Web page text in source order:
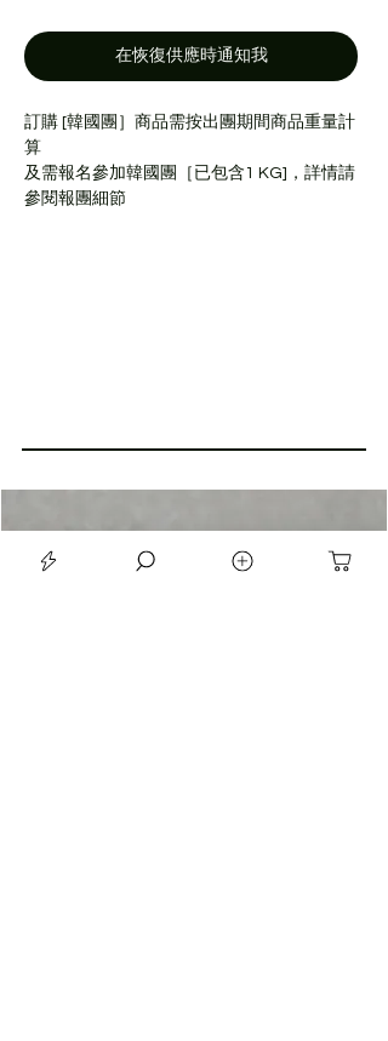
在恢復供應時通知我
訂購 [韓國團］商品需按出團期間商品重量計
算
及需報名參加韓國團［已包含1 KG]，詳情請
參閱報團細節